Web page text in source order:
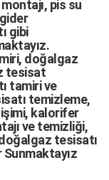
pis su
gibi
doğalgaz
tesisat
tamiri ve
temizleme,
kalorifer
ve temizliği,
oğalgaz tesisatı